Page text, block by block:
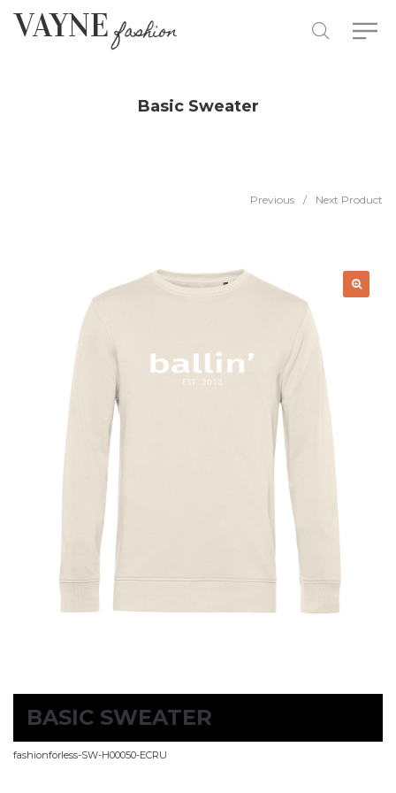
Basic Sweater
Previous / Next Product
BASIC SWEATER
fashionforless-SW-H00050-ECRU